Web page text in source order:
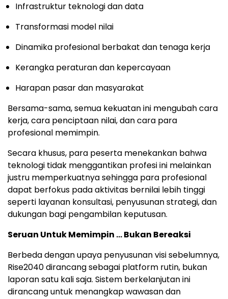
Infrastruktur teknologi dan data
Transformasi model nilai
Dinamika profesional berbakat dan tenaga kerja
Kerangka peraturan dan kepercayaan
Harapan pasar dan masyarakat
Bersama-sama, semua kekuatan ini mengubah cara
kerja, cara penciptaan nilai, dan cara para
profesional memimpin.
Secara khusus, para peserta menekankan bahwa
teknologi tidak menggantikan profesi ini melainkan
justru memperkuatnya sehingga para profesional
dapat berfokus pada aktivitas bernilai lebih tinggi
seperti layanan konsultasi, penyusunan strategi, dan
dukungan bagi pengambilan keputusan.
Seruan Untuk Memimpin … Bukan Bereaksi
Berbeda dengan upaya penyusunan visi sebelumnya,
Rise2040 dirancang sebagai platform rutin, bukan
laporan satu kali saja. Sistem berkelanjutan ini
dirancang untuk menangkap wawasan dan